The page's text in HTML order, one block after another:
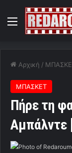
Menu
Αρχική /
ΜΠΑΣΚΕΤ
Πήρε τη
Αμπάλντε